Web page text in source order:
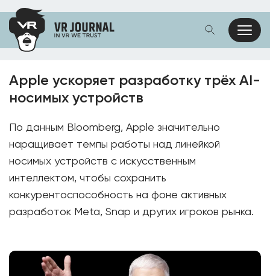
Apple ускоряет разработку трёх AI-
носимых устройств
По данным Bloomberg, Apple значительно
наращивает темпы работы над линейкой
носимых устройств с искусственным
интеллектом, чтобы сохранить
конкурентоспособность на фоне активных
разработок Meta, Snap и других игроков рынка.